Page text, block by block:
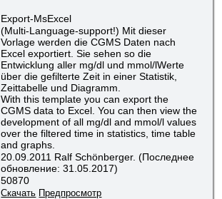
Export-MsExcel
(Multi-Language-support!) Mit dieser
Vorlage werden die CGMS Daten nach
Excel exportiert. Sie sehen so die
Entwicklung aller mg/dl und mmol/lWerte
über die gefilterte Zeit in einer Statistik,
Zeittabelle und Diagramm.
With this template you can export the
CGMS data to Excel. You can then view the
development of all mg/dl and mmol/l values
over the filtered time in statistics, time table
and graphs.
20.09.2011 Ralf Schönberger. (Последнее
обновление: 31.05.2017)
50870
Скачать Предпросмотр